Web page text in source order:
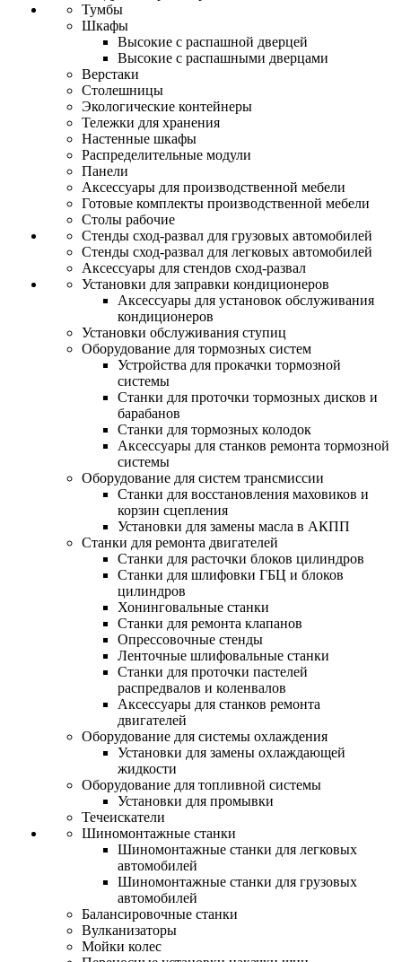
Тумбы
Шкафы
Высокие с распашной дверцей
Высокие с распашными дверцами
Верстаки
Столешницы
Экологические контейнеры
Тележки для хранения
Настенные шкафы
Распределительные модули
Панели
Аксессуары для производственной мебели
Готовые комплекты производственной мебели
Столы рабочие
Стенды сход-развал для грузовых автомобилей
Стенды сход-развал для легковых автомобилей
Аксессуары для стендов сход-развал
Установки для заправки кондиционеров
Аксессуары для установок обслуживания
кондиционеров
Установки обслуживания ступиц
Оборудование для тормозных систем
Устройства для прокачки тормозной
системы
Станки для проточки тормозных дисков и
барабанов
Станки для тормозных колодок
Аксессуары для станков ремонта тормозной
системы
Оборудование для систем трансмиссии
Станки для восстановления маховиков и
корзин сцепления
Установки для замены масла в АКПП
Станки для ремонта двигателей
Станки для расточки блоков цилиндров
Станки для шлифовки ГБЦ и блоков
цилиндров
Хонинговальные станки
Станки для ремонта клапанов
Опрессовочные стенды
Ленточные шлифовальные станки
Станки для проточки пастелей
распредвалов и коленвалов
Аксессуары для станков ремонта
двигателей
Оборудование для системы охлаждения
Установки для замены охлаждающей
жидкости
Оборудование для топливной системы
Установки для промывки
Течеискатели
Шиномонтажные станки
Шиномонтажные станки для легковых
автомобилей
Шиномонтажные станки для грузовых
автомобилей
Балансировочные станки
Вулканизаторы
Мойки колес